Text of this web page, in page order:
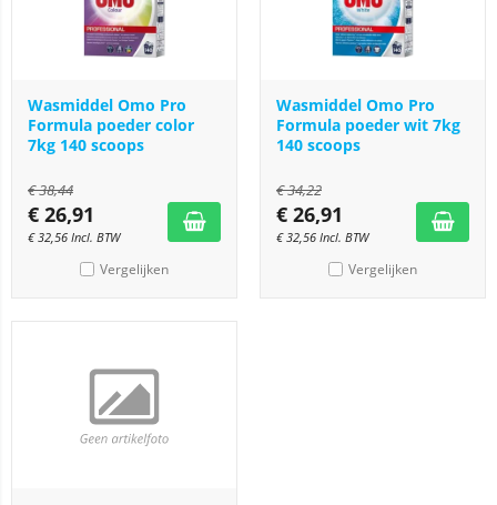
Wasmiddel Omo Pro
Formula poeder color
7kg 140 scoops
€38,44
€ 26,91
€32,56 Incl. BTW
Vergelijken
Wasmiddel Omo Pro
Formula poeder wit 7kg
140 scoops
€34,22
€ 26,91
€32,56 Incl. BTW
Vergelijken